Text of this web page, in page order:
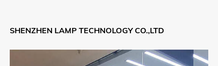
SHENZHEN LAMP TECHNOLOGY CO.,LTD